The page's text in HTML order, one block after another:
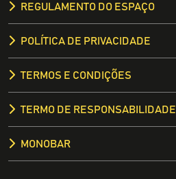
REGULAMENTO DO ESPAÇO
POLÍTICA DE PRIVACIDADE
TERMOS E CONDIÇÕES
TERMO DE RESPONSABILIDADE
MONOBAR